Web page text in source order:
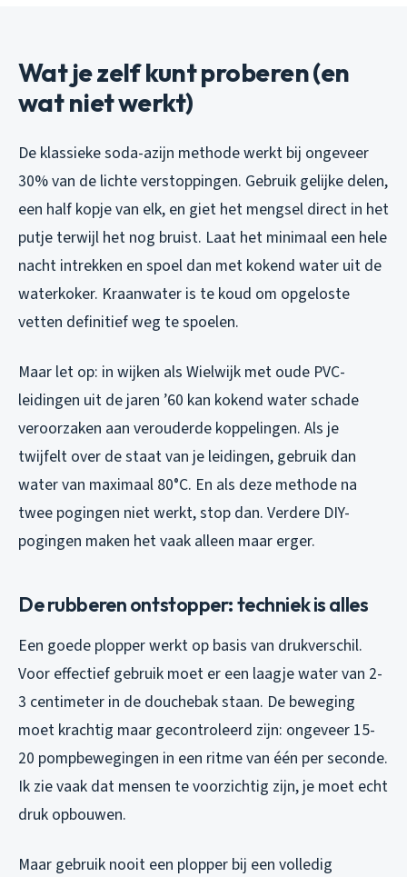
Wat je zelf kunt proberen (en
wat niet werkt)
De klassieke soda-azijn methode werkt bij ongeveer
30% van de lichte verstoppingen. Gebruik gelijke delen,
een half kopje van elk, en giet het mengsel direct in het
putje terwijl het nog bruist. Laat het minimaal een hele
nacht intrekken en spoel dan met kokend water uit de
waterkoker. Kraanwater is te koud om opgeloste
vetten definitief weg te spoelen.
Maar let op: in wijken als Wielwijk met oude PVC-
leidingen uit de jaren ’60 kan kokend water schade
veroorzaken aan verouderde koppelingen. Als je
twijfelt over de staat van je leidingen, gebruik dan
water van maximaal 80°C. En als deze methode na
twee pogingen niet werkt, stop dan. Verdere DIY-
pogingen maken het vaak alleen maar erger.
De rubberen ontstopper: techniek is alles
Een goede plopper werkt op basis van drukverschil.
Voor effectief gebruik moet er een laagje water van 2-
3 centimeter in de douchebak staan. De beweging
moet krachtig maar gecontroleerd zijn: ongeveer 15-
20 pompbewegingen in een ritme van één per seconde.
Ik zie vaak dat mensen te voorzichtig zijn, je moet echt
druk opbouwen.
Maar gebruik nooit een plopper bij een volledig